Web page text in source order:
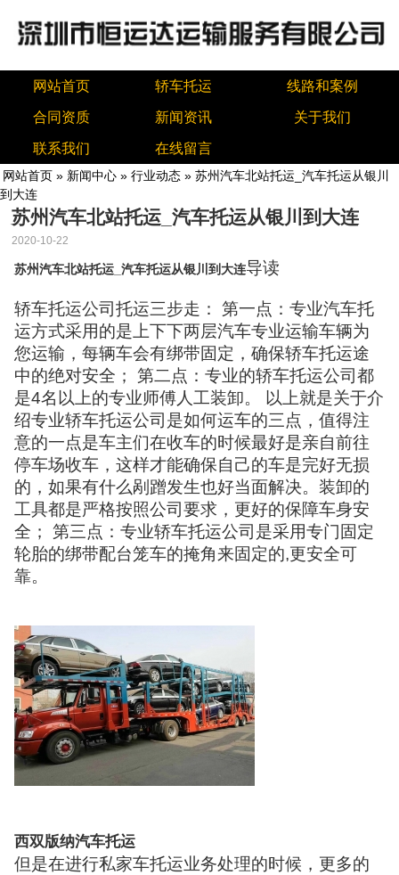
网站首页 轿车托运 线路和案例
合同资质 新闻资讯 关于我们
联系我们 在线留言
网站首页 » 新闻中心 » 行业动态 » 苏州汽车北站托运_汽车托运从银川
到大连
苏州汽车北站托运_汽车托运从银川到大连
2020-10-22
苏州汽车北站托运_汽车托运从银川到大连导读
轿车托运公司托运三步走： 第一点：专业汽车托
运方式采用的是上下下两层汽车专业运输车辆为
您运输，每辆车会有绑带固定，确保轿车托运途
中的绝对安全； 第二点：专业的轿车托运公司都
是4名以上的专业师傅人工装卸。 以上就是关于介
绍专业轿车托运公司是如何运车的三点，值得注
意的一点是车主们在收车的时候最好是亲自前往
停车场收车，这样才能确保自己的车是完好无损
的，如果有什么剐蹭发生也好当面解决。装卸的
工具都是严格按照公司要求，更好的保障车身安
全； 第三点：专业轿车托运公司是采用专门固定
轮胎的绑带配台笼车的掩角来固定的,更安全可
靠。
西双版纳汽车托运
但是在进行私家车托运业务处理的时候，更多的